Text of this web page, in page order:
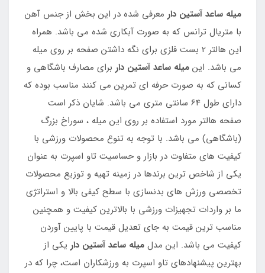
میله ساعد آستین دار معرفی شده در این بخش از جنس آهن
با متریال ترانس که به صورت آبکاری شده می باشد. همراه
این هالتر 2 بست فلزی برای نگه داشتن صفحه بر روی میله
می باشد. این میله ساعد آستین دار برای مصارف باشگاهی و
کسانی که به صورت حرفه ای تمرین می کنند مناسب بوده که
دارای طول 64 سانتی متری می باشد. شایان ذکر است
صفحه هالتر مورد استفاده بر روی این میله ، سوراخ بزرگ
(باشگاهی) می باشد. با توجه به تنوع محصولات ورزشی با
کیفیت های متفاوت در بازار و حساسیت تاو اسپرت به عنوان
یکی از شاخص ترین برندها در زمینه تهیه و توزیع محصولات
تخصصی ورزش های بدنسازی با سطح کیفی بالا و استراتژی
ما بر واردات تجهیزات ورزشی با بالاترین کیفیت و همچنین
مناسب ترین قیمت به جای تعدیل قیمت با پایین آوردن
کیفیت می باشد. این مدل میله ساعد آستین دار یکی از
بهترین پیشنهادهای تاو اسپرت به ورزشکاران است، چرا که در